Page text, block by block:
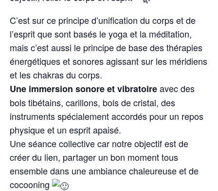
C’est sur ce principe d’unification du corps et de
l’esprit que sont basés le yoga et la méditation,
mais c’est aussi le principe de base des thérapies
énergétiques et sonores agissant sur les méridiens
et les chakras du corps.
Une immersion sonore et vibratoireavec des
bols tibétains, carillons, bols de cristal, des
instruments spécialement accordés pour un repos
physique et un esprit apaisé.
Une séance collective car notre objectif est de
créer du lien, partager un bon moment tous
ensemble dans une ambiance chaleureuse et de
cocooning